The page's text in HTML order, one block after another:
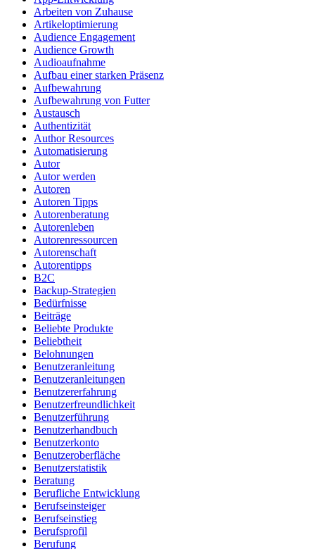
Arbeiten von Zuhause
Artikeloptimierung
Audience Engagement
Audience Growth
Audioaufnahme
Aufbau einer starken Präsenz
Aufbewahrung
Aufbewahrung von Futter
Austausch
Authentizität
Author Resources
Automatisierung
Autor
Autor werden
Autoren
Autoren Tipps
Autorenberatung
Autorenleben
Autorenressourcen
Autorenschaft
Autorentipps
B2C
Backup-Strategien
Bedürfnisse
Beiträge
Beliebte Produkte
Beliebtheit
Belohnungen
Benutzeranleitung
Benutzeranleitungen
Benutzererfahrung
Benutzerfreundlichkeit
Benutzerführung
Benutzerhandbuch
Benutzerkonto
Benutzeroberfläche
Benutzerstatistik
Beratung
Berufliche Entwicklung
Berufseinsteiger
Berufseinstieg
Berufsprofil
Berufung